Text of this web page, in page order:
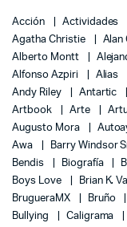
Acción Actividades
Agatha Christie
Alan
Alberto Montt
Alfonso Azpiri
Alias
Andy Riley
Antartic
Artbook
Arte
Augusto Mora
Awa
Barry Windsor
Bendis
Biografía
Boys Love
Brian K.
BrugueraMX
Bruño
Bullying
Caligrama